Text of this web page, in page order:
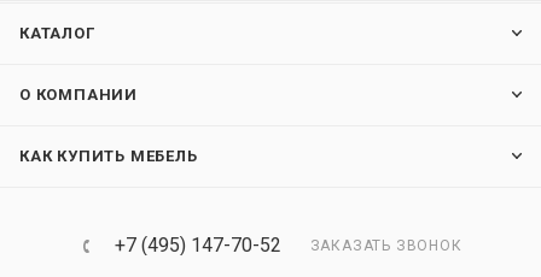
КАТАЛОГ
О КОМПАНИИ
КАК КУПИТЬ МЕБЕЛЬ
+7 (495) 147-70-52 ЗАКАЗАТЬ ЗВОНОК